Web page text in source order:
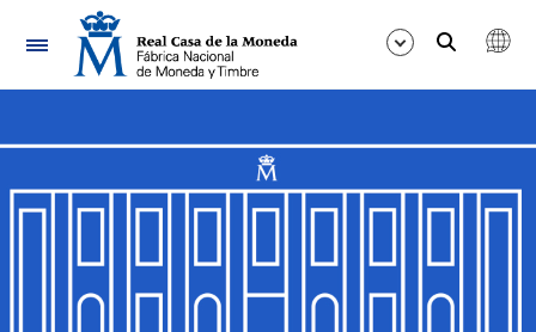
Nabigazioa
Erakutsi/Ezkutatu
Erakutsi/Ezkutatu